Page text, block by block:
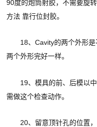
90度的炮筒射胶，不需要旋
方法 靠行位封胶。
18、Cavity的两个外形
两个外形完好一样。
19、模具的前、后模以
需做这个检查动作。
20、留意顶针孔的位置